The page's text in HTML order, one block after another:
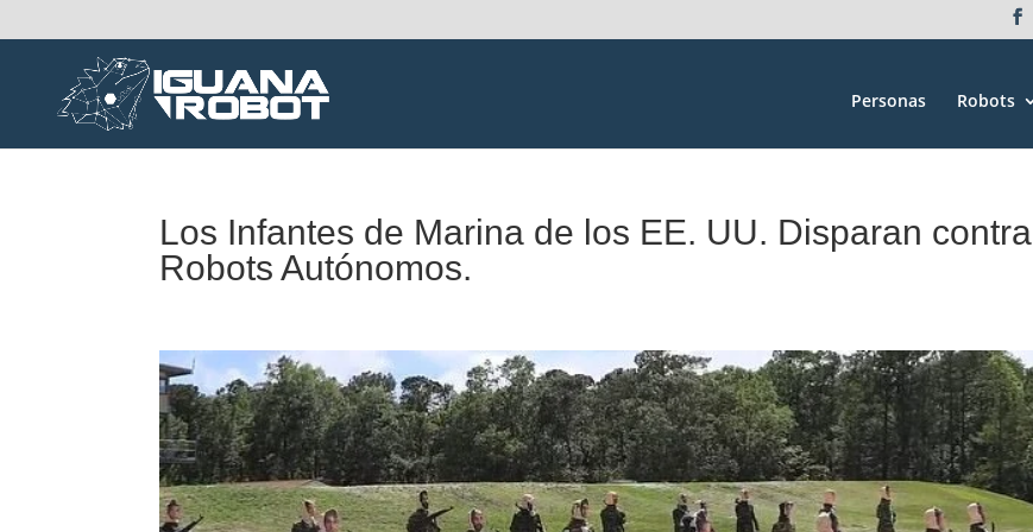
Personas Robots
Los Infantes de Marina de los EE. UU. Disparan contra
Robots Autónomos.